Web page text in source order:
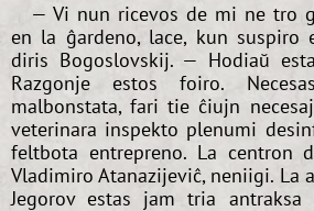
— Vi nun ricevos de mi ne tro
en la ĝardeno, lace, kun suspiro
diris Bogoslovskij. — Hodiaŭ
Razgonje estos foiro.
malbonstata, fari tie ĉiujn
veterinara inspekto plenumi
feltbota entrepreno. La centron
Vladimiro Atanazijeviĉ, neniigi. La
Jegorov estas jam tria